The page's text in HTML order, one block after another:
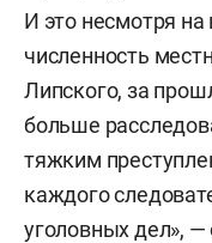
И это несмотря
численность
Липского, за
больше
тяжким
каждого
уголовных дел», —